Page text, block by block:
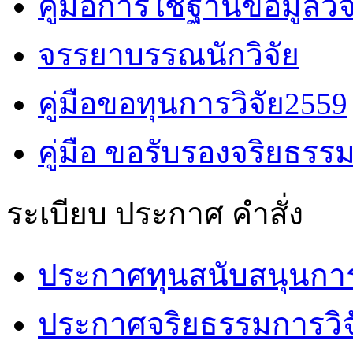
จรรยาบรรณนักวิจัย
คู่มือขอทุนการวิจัย2559
คู่มือ ขอรับรองจริยธรร
ระเบียบ ประกาศ คำสั่ง
ประกาศทุนสนับสนุนกา
ประกาศจริยธรรมการ